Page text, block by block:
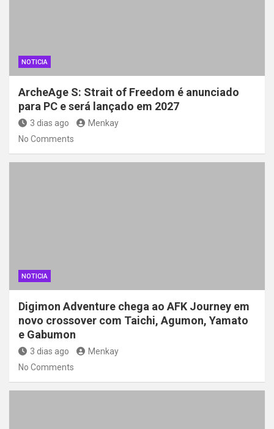
NOTICIA
ArcheAge S: Strait of Freedom é anunciado
para PC e será lançado em 2027
3 dias ago
Menkay
No Comments
NOTICIA
Digimon Adventure chega ao AFK Journey em
novo crossover com Taichi, Agumon, Yamato
e Gabumon
3 dias ago
Menkay
No Comments